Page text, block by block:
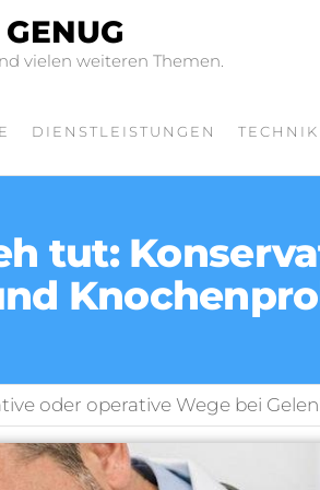
vielen weiteren Themen.
DIENSTLEISTUNGEN TECHNIK
tut:
oder operative Wege bei